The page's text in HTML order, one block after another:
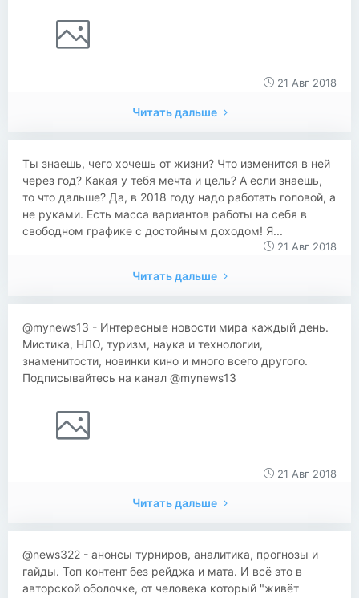
21 Авг 2018
Читать дальше
​​Ты знаешь, чего хочешь от жизни? Что изменится в ней
через год? Какая у тебя мечта и цель? А если знаешь,
то что дальше? Да, в 2018 году надо работать головой, а
не руками. Есть масса вариантов работы на себя в
свободном графике с достойным доходом! Я...
21 Авг 2018
Читать дальше
@mynews13 - Интересные новости мира каждый день.
Мистика, НЛО, туризм, наука и технологии,
знаменитости, новинки кино и много всего другого.
Подписывайтесь на канал @mynews13
21 Авг 2018
Читать дальше
@news322 - анонсы турниров, аналитика, прогнозы и
гайды. Топ контент без рейджа и мата. И всё это в
авторской оболочке, от человека который "живёт